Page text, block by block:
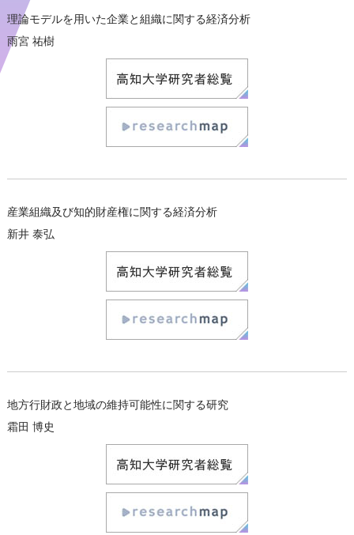
理論モデルを用いた企業と組織に関する経済分析
雨宮 祐樹
産業組織及び知的財産権に関する経済分析
新井 泰弘
地方行財政と地域の維持可能性に関する研究
霜田 博史